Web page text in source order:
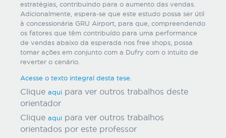
estratégias, contribuindo para o aumento das vendas.
Adicionalmente, espera-se que este estudo possa ser útil
à concessionária GRU Airport, para que, compreendendo
os fatores que têm contribuído para uma performance
de vendas abaixo da esperada nos free shops, possa
tomar ações em conjunto com a Dufry com o intuito de
reverter o cenário.
Acesse o texto integral desta tese.
Clique aqui para ver outros trabalhos deste
orientador
Clique aqui para ver outros trabalhos
orientados por este professor